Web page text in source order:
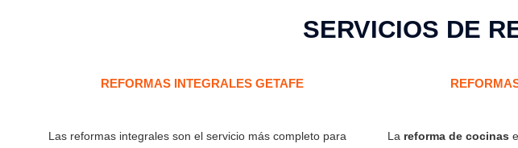
SERVICIOS DE
REFORMAS INTEGRALES GETAFE
Las reformas integrales son el servicio más completo para
La reforma de cocinas